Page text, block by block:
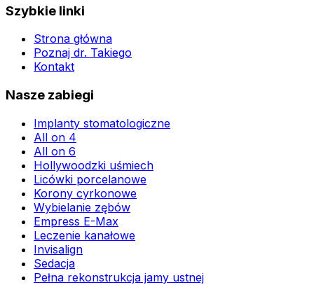
Szybkie linki
Strona główna
Poznaj dr. Takiego
Kontakt
Nasze zabiegi
Implanty stomatologiczne
All on 4
All on 6
Hollywoodzki uśmiech
Licówki porcelanowe
Korony cyrkonowe
Wybielanie zębów
Empress E-Max
Leczenie kanałowe
Invisalign
Sedacja
Pełna rekonstrukcja jamy ustnej